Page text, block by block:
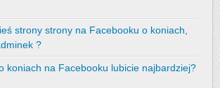
strony strony na Facebooku o koniach,
?
koniach na Facebooku lubicie najbardziej?